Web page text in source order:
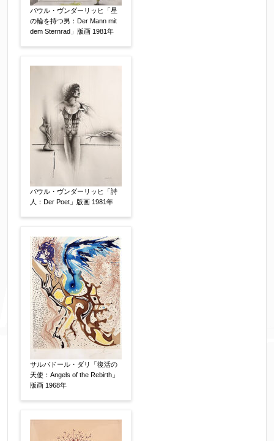
※他社様からご提示された査定額がございました
らお知らせください。その価格が適切かお返事申
作品コンディション
その他 【任意】
パウル・ヴンダーリッヒ「星
の輪を持つ男：Der Mann mit
dem Sternrad」版画 1981年
パウル・ヴンダーリッヒ「詩
人：Der Poet」版画 1981年
サルバドール・ダリ「復活の
天使：Angels of the Rebirth」
版画 1968年